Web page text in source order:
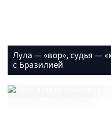
Лула — «вор», судья —
с Бразилией